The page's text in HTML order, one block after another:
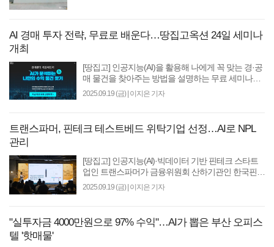
AI 경매 투자 전략, 무료로 배운다…땅집고옥션 24일 세미나
개최
[땅집고] 인공지능(AI)을 활용해 나에게 꼭 맞는 경·공
매 물건을 찾아주는 방법을 설명하는 무료 세미나가
열린다. 투자 성공 확률이 높은 물건을 찾는 방법, 적
2025.09.19 (금)| 이지은 기자
트랜스파머, 핀테크 테스트베드 위탁기업 선정…AI로 NPL
관리
[땅집고] 인공지능(Al)·빅데이터 기반 핀테크 스타트
업인 트랜스파머가 금융위원회 산하기관인 한국핀테
크지원센터가 주관하는 금융 규제 테스트베드 제 14
차 위탁테..
2025.09.19 (금)| 이지은 기자
"실투자금 4000만원으로 97% 수익"…AI가 뽑은 부산 오피스
텔 '핫매물'